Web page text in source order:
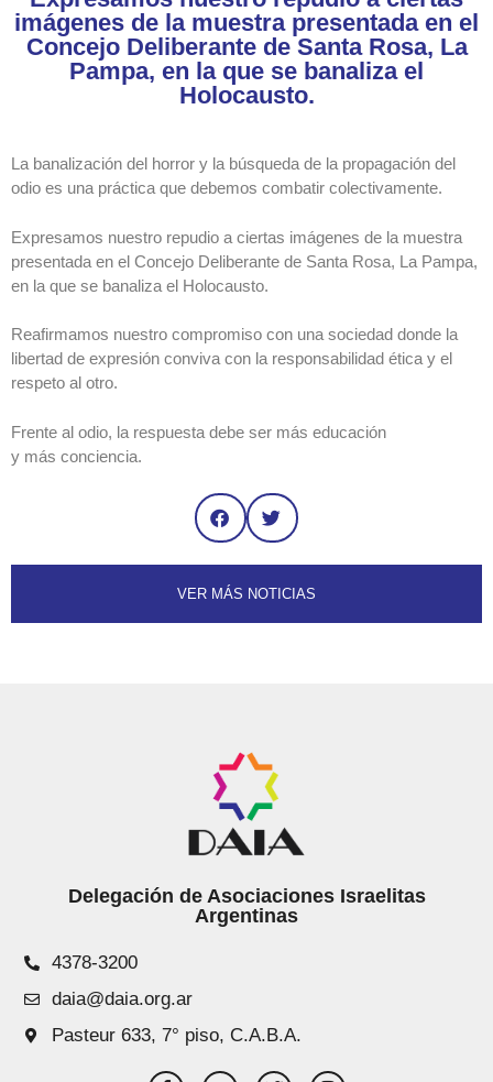
imágenes de la muestra presentada en el
Concejo Deliberante de Santa Rosa, La
Pampa, en la que se banaliza el
Holocausto.
La banalización del horror y la búsqueda de la propagación del
odio es una práctica que debemos combatir colectivamente.
Expresamos nuestro repudio a ciertas imágenes de la muestra
presentada en el Concejo Deliberante de Santa Rosa, La Pampa,
en la que se banaliza el Holocausto.
Reafirmamos nuestro compromiso con una sociedad donde la
libertad de expresión conviva con la responsabilidad ética y el
respeto al otro.
Frente al odio, la respuesta debe ser más educación
y más conciencia.
VER MÁS NOTICIAS
Delegación de Asociaciones Israelitas
Argentinas
4378-3200
daia@daia.org.ar
Pasteur 633, 7° piso, C.A.B.A.